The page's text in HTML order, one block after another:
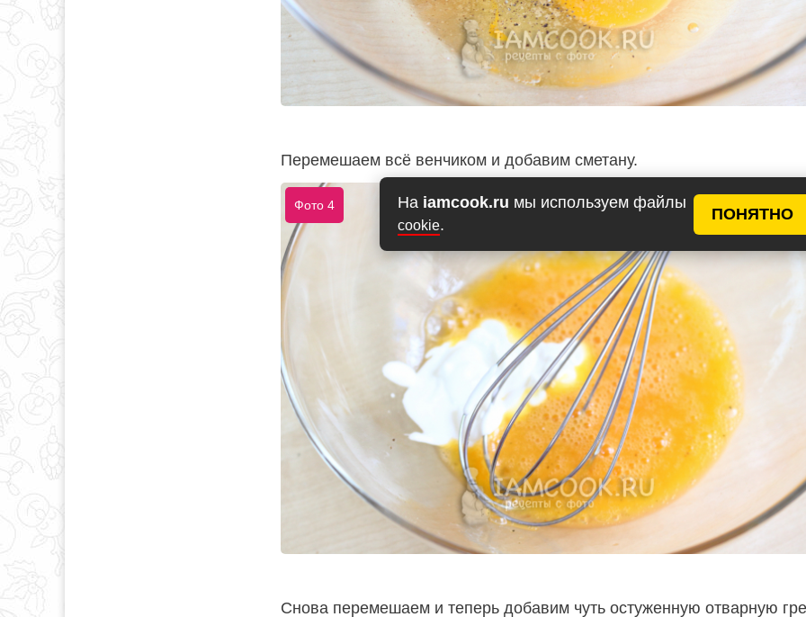
На iamcook.ru мы используем файлы
cookie.
ПОНЯТНО
Перемешаем всё венчиком и добавим сметану.
Фото 4
Снова перемешаем и теперь добавим чуть остуженную отварную